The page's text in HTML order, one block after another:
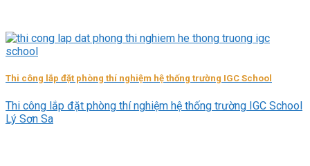
Thi công lắp đặt phòng thí nghiệm hệ thống trường IGC School
Thi công lắp đặt phòng thí nghiệm hệ thống trường IGC School
Lý Sơn Sa